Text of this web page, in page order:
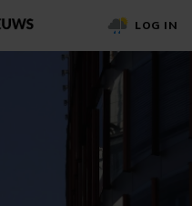
LOG IN